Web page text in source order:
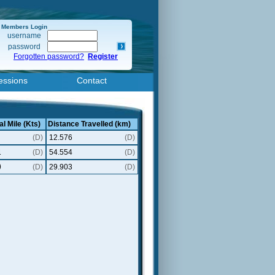
Members Login
username
password
Forgotten password? Register
Contact
Mile (Kts)
Distance Travelled (km)
(D) 12.576
(D)
(D) 54.554
(D)
(D) 29.903
(D)